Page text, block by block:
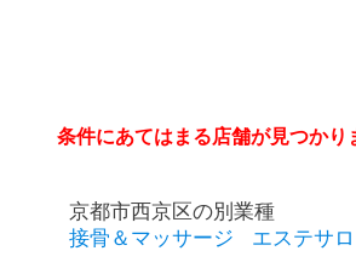
条件にあてはまる店舗が見つかり
京都市西京区の別業種
接骨＆マッサージ
エステサ